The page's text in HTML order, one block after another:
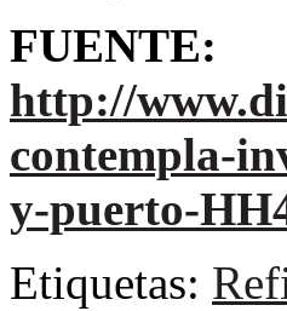
FUENTE:
http://
contempla-
y-puerto-
Etiquetas: